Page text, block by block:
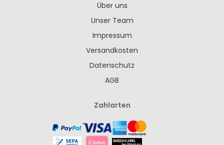
Über uns
Unser Team
Impressum
Versandkosten
Datenschutz
AGB
Zahlarten